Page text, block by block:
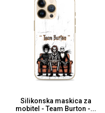
Silikonska maskica za
mobitel - Team Burton -...